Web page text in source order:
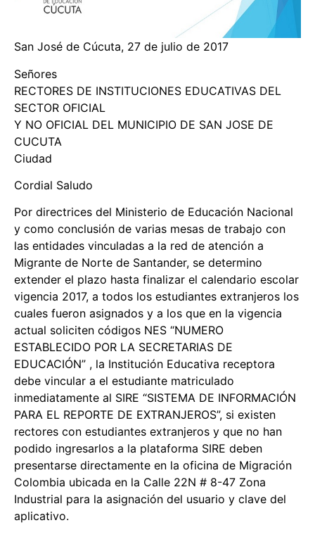
San José de Cúcuta, 27 de julio de 2017
Señores
RECTORES DE INSTITUCIONES EDUCATIVAS DEL
SECTOR OFICIAL
Y NO OFICIAL DEL MUNICIPIO DE SAN JOSE DE
CUCUTA
Ciudad
Cordial Saludo
Por directrices del Ministerio de Educación Nacional
y como conclusión de varias mesas de trabajo con
las entidades vinculadas a la red de atención a
Migrante de Norte de Santander, se determino
extender el plazo hasta finalizar el calendario escolar
vigencia 2017, a todos los estudiantes extranjeros los
cuales fueron asignados y a los que en la vigencia
actual soliciten códigos NES “NUMERO
ESTABLECIDO POR LA SECRETARIAS DE
EDUCACIÓN” , la Institución Educativa receptora
debe vincular a el estudiante matriculado
inmediatamente al SIRE “SISTEMA DE INFORMACIÓN
PARA EL REPORTE DE EXTRANJEROS”, si existen
rectores con estudiantes extranjeros y que no han
podido ingresarlos a la plataforma SIRE deben
presentarse directamente en la oficina de Migración
Colombia ubicada en la Calle 22N # 8-47 Zona
Industrial para la asignación del usuario y clave del
aplicativo.